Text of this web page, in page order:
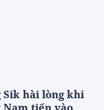
Sik hài lòng khi
tiến vào